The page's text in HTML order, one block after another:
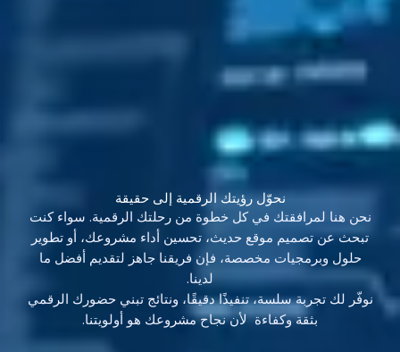
نحوّل رؤيتك الرقمية إلى حقيقة
نحن هنا لمرافقتك في كل خطوة من رحلتك الرقمية. سواء كنت
تبحث عن تصميم موقع حديث، تحسين أداء مشروعك، أو تطوير
حلول وبرمجيات مخصصة، فإن فريقنا جاهز لتقديم أفضل ما
لدينا.
نوفّر لك تجربة سلسة، تنفيذًا دقيقًا، ونتائج تبني حضورك الرقمي
بثقة وكفاءة لأن نجاح مشروعك هو أولويتنا.